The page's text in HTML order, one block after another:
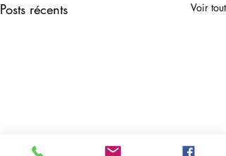
Posts récents Voir tout